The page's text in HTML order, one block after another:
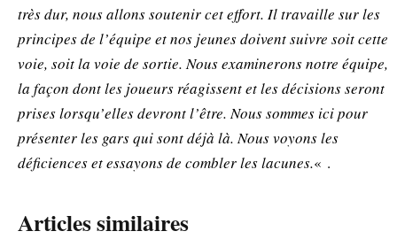
très dur, nous allons soutenir cet effort. Il travaille sur les
principes de l’équipe et nos jeunes doivent suivre soit cette
voie, soit la voie de sortie. Nous examinerons notre équipe,
la façon dont les joueurs réagissent et les décisions seront
prises lorsqu’elles devront l’être. Nous sommes ici pour
présenter les gars qui sont déjà là. Nous voyons les
déficiences et essayons de combler les lacunes.« .
Articles similaires